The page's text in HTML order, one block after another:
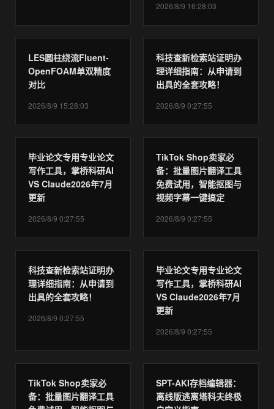
2026/8/9 16:28:03
LES圆柱绕流Fluent-
OpenFOAM单双精度
对比
2026/8/9 15:28:03
科技查新检索站证明办
理详细指南：从申请到
出具的全套攻略！
2026/8/9 0:27:55
毕业论文专用专业论文
写作工具，掌桥科研AI
VS Claude2026年7月
更新
2026/8/9 0:27:55
TikTok Shop卖家必
备：批量图片翻译工具
免费试用，智能抠图与
视频字幕一键搞定
2026/8/9 0:27:55
科技查新检索站证明办
理详细指南：从申请到
出具的全套攻略！
2026/8/9 0:27:55
毕业论文专用专业论文
写作工具，掌桥科研AI
VS Claude2026年7月
更新
2026/8/9 0:27:55
TikTok Shop卖家必
备：批量图片翻译工具
SPT-AKI存档编辑器：
离线版逃离塔科夫终极